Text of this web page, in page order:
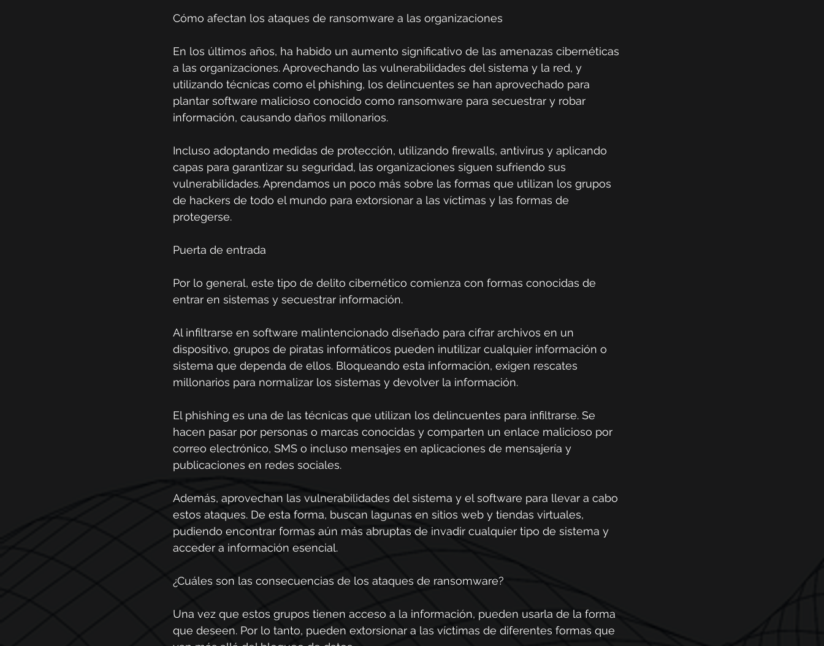
Cómo afectan los ataques de ransomware a las organizaciones
En los últimos años, ha habido un aumento significativo de las amenazas cibernéticas
a las organizaciones. Aprovechando las vulnerabilidades del sistema y la red, y
utilizando técnicas como el phishing, los delincuentes se han aprovechado para
plantar software malicioso conocido como ransomware para secuestrar y robar
información, causando daños millonarios.
Incluso adoptando medidas de protección, utilizando firewalls, antivirus y aplicando
capas para garantizar su seguridad, las organizaciones siguen sufriendo sus
vulnerabilidades. Aprendamos un poco más sobre las formas que utilizan los grupos
de hackers de todo el mundo para extorsionar a las víctimas y las formas de
protegerse.
Puerta de entrada
Por lo general, este tipo de delito cibernético comienza con formas conocidas de
entrar en sistemas y secuestrar información.
Al infiltrarse en software malintencionado diseñado para cifrar archivos en un
dispositivo, grupos de piratas informáticos pueden inutilizar cualquier información o
sistema que dependa de ellos. Bloqueando esta información, exigen rescates
millonarios para normalizar los sistemas y devolver la información.
El phishing es una de las técnicas que utilizan los delincuentes para infiltrarse. Se
hacen pasar por personas o marcas conocidas y comparten un enlace malicioso por
correo electrónico, SMS o incluso mensajes en aplicaciones de mensajería y
publicaciones en redes sociales.
Además, aprovechan las vulnerabilidades del sistema y el software para llevar a cabo
estos ataques. De esta forma, buscan lagunas en sitios web y tiendas virtuales,
pudiendo encontrar formas aún más abruptas de invadir cualquier tipo de sistema y
acceder a información esencial.
¿Cuáles son las consecuencias de los ataques de ransomware?
Una vez que estos grupos tienen acceso a la información, pueden usarla de la forma
que deseen. Por lo tanto, pueden extorsionar a las víctimas de diferentes formas que